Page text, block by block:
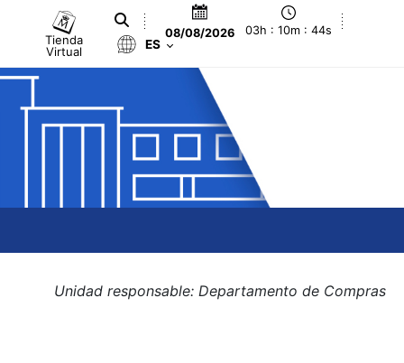
Tienda
Virtual
08/08/2026 03h : 10m : 44s
ES
Unidad responsable: Departamento de Compras